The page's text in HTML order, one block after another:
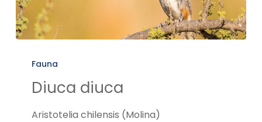
diucaFauna
Diuca diuca
Aristotelia chilensis (Molina)